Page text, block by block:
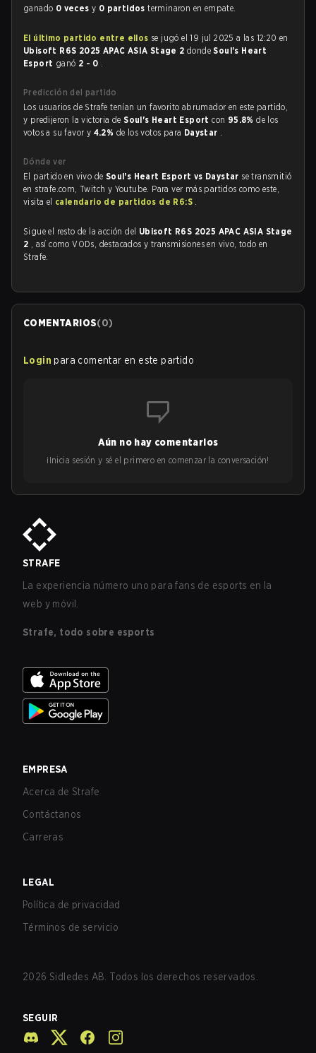
ganado 0 vecesy 0 partidosterminaron en empate.
El último partido entre ellos se jugó el 19 jul 2025 a las 12:20 en
Ubisoft R6S 2025 APAC ASIA Stage 2 dondeSoul's Heart
Esport ganó 2 - 0 .
Predicción del partido
Los usuarios de Strafe tenían un favorito abrumador en este partido,
y predijeron la victoria deSoul's Heart Esportcon 95.8%de los
votos a su favor y 4.2% de los votos para Daystar .
Dónde ver
El partido en vivo de Soul's Heart Esport vs Daystar se transmitió
en strafe.com, Twitch y Youtube. Para ver más partidos como este,
visita el calendario de partidos de R6:S .
Sigue el resto de la acción del Ubisoft R6S 2025 APAC ASIA Stage
2 , así como VODs, destacados y transmisiones en vivo, todo en
Strafe.
COMENTARIOS(0)
Login para comentar en este partido
Aún no hay comentarios
¡Inicia sesión y sé el primero en comenzar la conversación!
STRAFE
La experiencia número uno para fans de esports en la
web y móvil.
Strafe, todo sobre esports
EMPRESA
Acerca de Strafe
Contáctanos
Carreras
LEGAL
Política de privacidad
Términos de servicio
2026 Sidledes AB. Todos los derechos reservados.
SEGUIR